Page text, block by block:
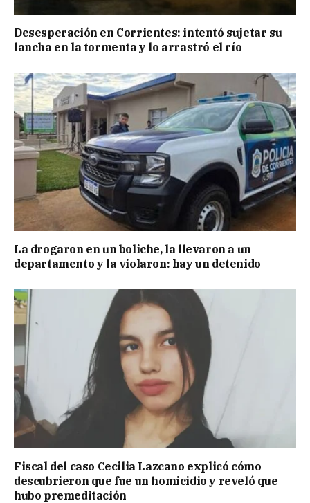
Desesperación en Corrientes: intentó sujetar su
lancha en la tormenta y lo arrastró el río
La drogaron en un boliche, la llevaron a un
departamento y la violaron: hay un detenido
Fiscal del caso Cecilia Lazcano explicó cómo
descubrieron que fue un homicidio y reveló que
hubo premeditación